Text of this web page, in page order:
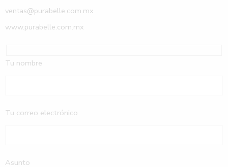
ventas@purabelle.com.mx
www.purabelle.com.mx
Tu nombre
Tu correo electrónico
Asunto